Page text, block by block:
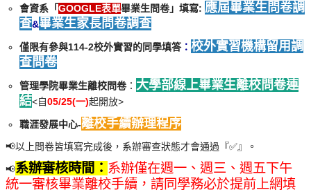
會資系「GOOGLE表單畢業生問卷」填寫: 應屆畢業生問卷調
查&畢業生家長問卷調查
僅限有參與114-2校外實習的同學填答：校外實習機構留用調
查問卷
管理學院畢業生離校問卷： 大學部線上畢業生離校問卷連
結<自05/25(一)起開放>
職涯發展中心-離校手續辦理程序
📢以上問卷皆填寫完成後，系辦審查狀態才會通過『✅』。
📢系辦審核時間： 系辦僅在週一、週三、週五下午
統一審核畢業離校手續，請同學務必於提前上網填